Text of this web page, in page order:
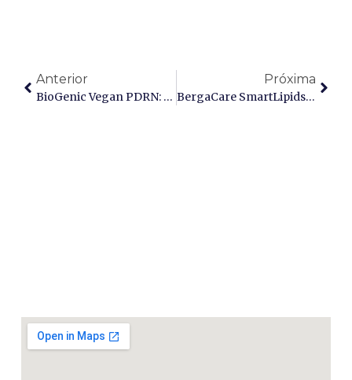
Anterior
BioGenic Vegan PDRN: O DNA Vegetal (Sodium DNA) De Alta Performance Para Regeneração Celular E Rejuvenescimento
Próxima
BergaCare SmartLipids Bakuchiol: O Rejuvenescedor De Alta Performance Com Tecnologia De Entrega Avançada